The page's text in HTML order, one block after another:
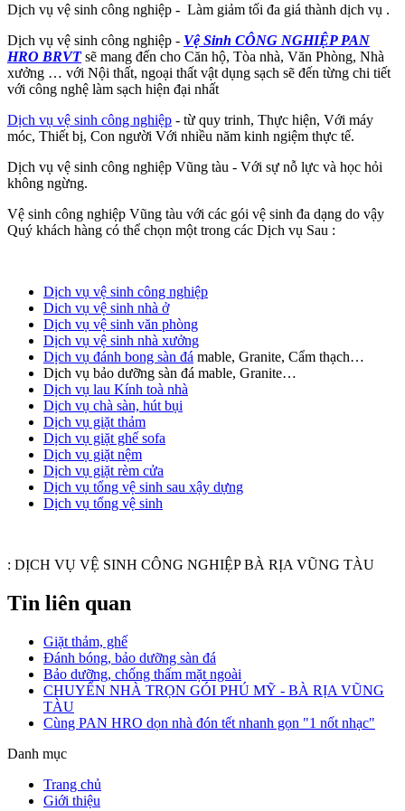
Dịch vụ vệ sinh công nghiệp - Làm giảm tối đa giá thành dịch vụ .
Dịch vụ vệ sinh công nghiệp - Vệ Sinh CÔNG NGHIỆP PAN
HRO BRVTsẽ mang đến cho Căn hộ, Tòa nhà, Văn Phòng, Nhà
xưởng … với Nội thất, ngoại thất vật dụng sạch sẽ đến từng chi tiết
với công nghệ làm sạch hiện đại nhất
Dịch vụ vệ sinh công nghiệp - từ quy trinh, Thực hiện, Với máy
móc, Thiết bị, Con người Với nhiều năm kinh ngiệm thực tế.
Dịch vụ vệ sinh công nghiệp Vũng tàu - Với sự nỗ lực và học hỏi
không ngừng.
Vệ sinh công nghiệp Vũng tàu với các gói vệ sinh đa dạng do vậy
Quý khách hàng có thể chọn một trong các Dịch vụ Sau :
Dịch vụ vệ sinh công nghiệp
Dich vụ vệ sinh nhà ở
Dịch vụ vệ sinh văn phòng
Dịch vụ vệ sinh nhà xưởng
Dịch vụ đánh bong sàn đá mable, Granite, Cẩm thạch…
Dịch vụ bảo dưỡng sàn đá mable, Granite…
Dịch vụ lau Kính toà nhà
Dịch vụ chà sàn, hút bụi
Dịch vụ giặt thảm
Dịch vụ giặt ghế sofa
Dịch vụ giặt nệm
Dịch vụ giặt rèm cửa
Dịch vụ tổng vệ sinh sau xậy dựng
Dịch vụ tổng vệ sinh
: DỊCH VỤ VỆ SINH CÔNG NGHIỆP BÀ RỊA VŨNG TÀU
Tin liên quan
Giặt thảm, ghế
Đánh bóng, bảo dưỡng sàn đá
Bảo dưỡng, chống thấm mặt ngoài
CHUYỂN NHÀ TRỌN GÓI PHÚ MỸ - BÀ RỊA VŨNG
TÀU
Cùng PAN HRO dọn nhà đón tết nhanh gọn "1 nốt nhạc"
Danh mục
Trang chủ
Giới thiệu